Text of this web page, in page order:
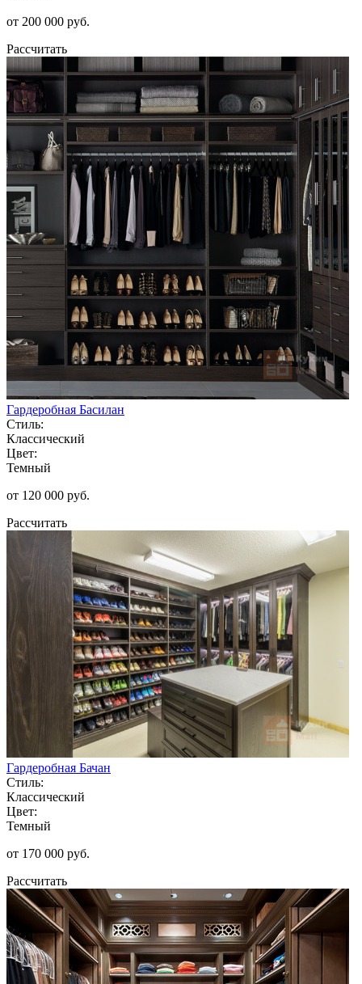
от 200 000 руб.
Рассчитать
Гардеробная Басилан
Стиль:
Классический
Цвет:
Темный
от 120 000 руб.
Рассчитать
Гардеробная Бачан
Стиль:
Классический
Цвет:
Темный
от 170 000 руб.
Рассчитать